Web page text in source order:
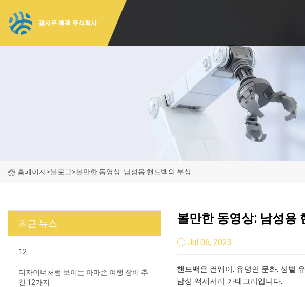
광저우 백팩 주식회사
홈페이지>블로그>볼만한 동영상: 남성용 핸드백의 부상
최근 뉴스
12
디자이너처럼 보이는 아마존 여행 장비 추
천 12가지
볼만한 동영상: 남성용
Jul 06, 2023
핸드백은 런웨이, 유명인 문화, 성별
남성 액세서리 카테고리입니다.